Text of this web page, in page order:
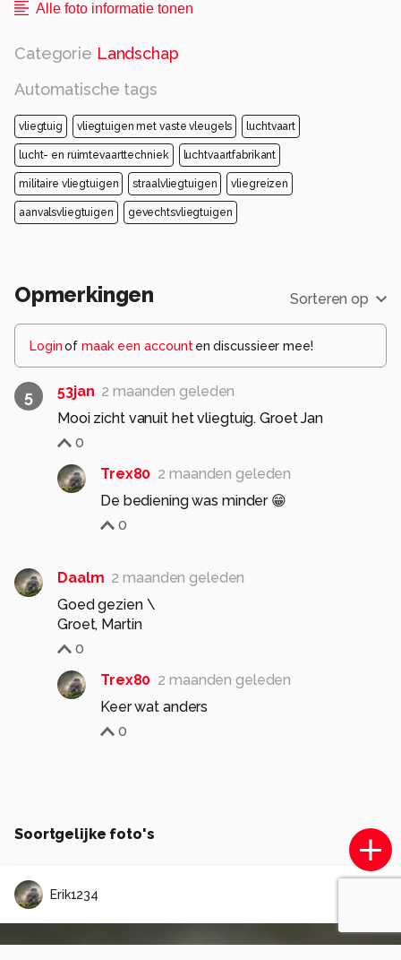
Alle foto informatie tonen
Categorie Landschap
Automatische tags
vliegtuig vliegtuigen met vaste vleugels luchtvaart
lucht- en ruimtevaarttechniek luchtvaartfabrikant
militaire vliegtuigen straalvliegtuigen vliegreizen
aanvalsvliegtuigen gevechtsvliegtuigen
Opmerkingen Sorteren op
Loginof maak een account en discussieer mee!
5 53jan 2 maanden geleden
Mooi zicht vanuit het vliegtuig. Groet Jan
0
Trex80 2 maanden geleden
De bediening was minder 😁
0
Daalm 2 maanden geleden
Goed gezien \
Groet, Martin
0
Trex80 2 maanden geleden
Keer wat anders
0
Soortgelijke foto's
Erik1234